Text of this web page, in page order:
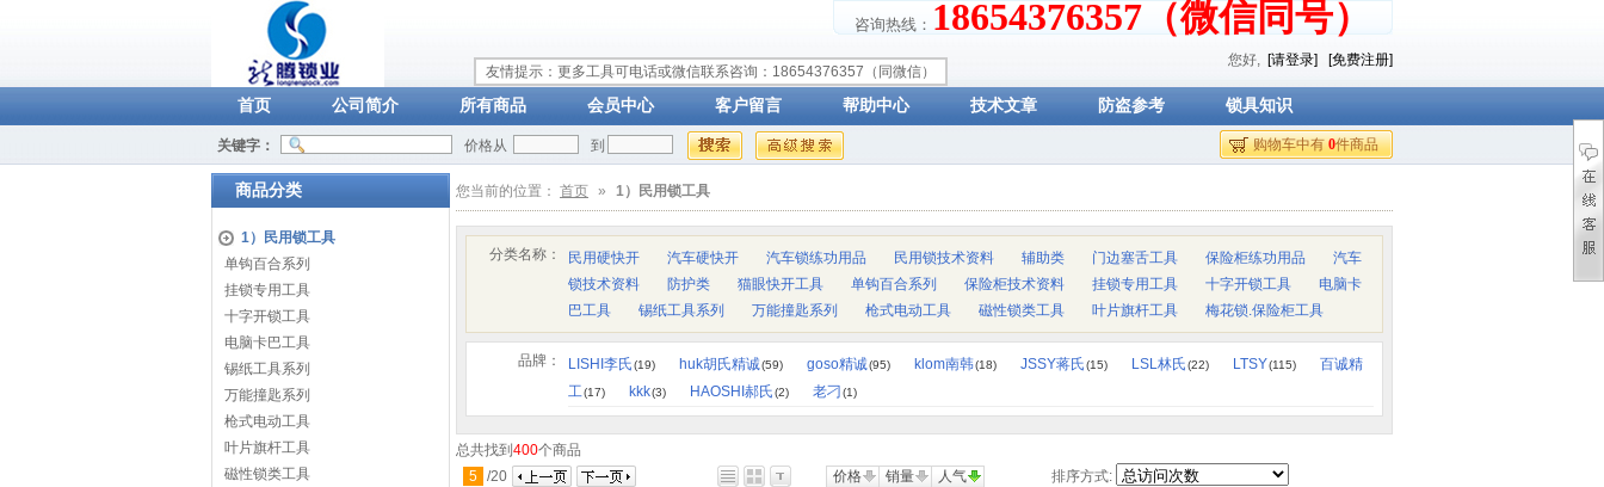
友情提示：更多工具可电话或微信联系咨询：18654376357（同微信）
您好, [请登录] [免费注册]
咨询热线： 18654376357（微信同号）
首页 公司简介 所有商品 会员中心 客户留言 帮助中心 技术文章 防盗参考 锁具知识
购物车中有 0件商品
关键字： 价格从 到
商品分类
1）民用锁工具
单钩百合系列
挂锁专用工具
十字开锁工具
电脑卡巴工具
锡纸工具系列
万能撞匙系列
枪式电动工具
叶片旗杆工具
磁性锁类工具
您当前的位置： 首页 » 1）民用锁工具
分类名称： 民用硬快开 汽车硬快开 汽车锁练功用品 民用锁技术资料 辅助类 门边塞舌工具 保险柜练功用品
汽车
锁技术资料
防护类 猫眼快开工具 单钩百合系列 保险柜技术资料 挂锁专用工具 十字开锁工具
电脑卡
巴工具
锡纸工具系列 万能撞匙系列 枪式电动工具 磁性锁类工具 叶片旗杆工具 梅花锁.保险柜工具
品牌： LISHI李氏(19) huk胡氏精诚(59) goso精诚(95) klom南韩(18) JSSY蒋氏(15) LSL林氏(22) LTSY(115)
百诚精
工(17) kkk(3) HAOSHI郝氏(2) 老刁 (1)
总共找到 400个商品
5 /20 价格 销量 人气 排序方式: